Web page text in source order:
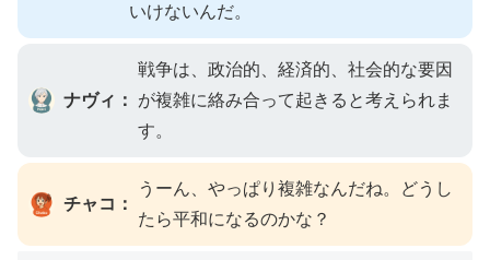
いけないんだ。
ナヴィ：
戦争は、政治的、経済的、社会的な要因
が複雑に絡み合って起きると考えられま
す。
チャコ：
うーん、やっぱり複雑なんだね。どうし
たら平和になるのかな？